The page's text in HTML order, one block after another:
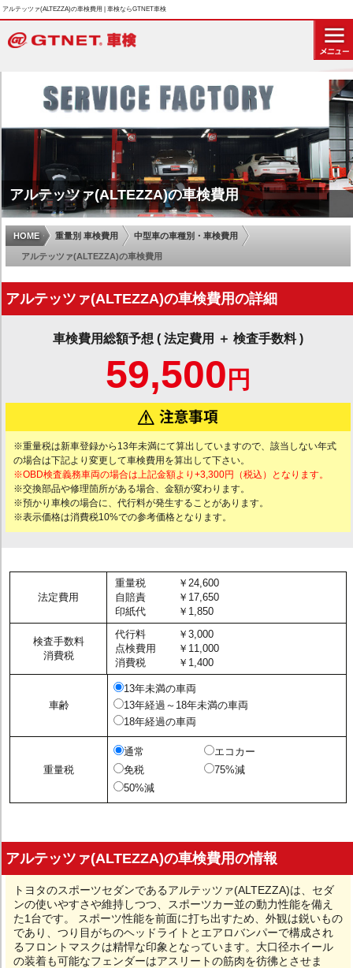
アルテッツァ(ALTEZZA)の車検費用 | 車検ならGTNET車検
アルテッツァ(ALTEZZA)の車検費用
HOME 重量別 車検費用 中型車の車種別・車検費用
アルテッツァ(ALTEZZA)の車検費用
アルテッツァ(ALTEZZA)の車検費用の詳細
車検費用総額予想 ( 法定費用 ＋ 検査手数料 )
59,500 円
※重量税は新車登録から13年未満にて算出していますので、該当しない年式
の場合は下記より変更して車検費用を算出して下さい。
※OBD検査義務車両の場合は上記金額より+3,300円（税込）となります。
※交換部品や修理箇所がある場合、金額が変わります。
※預かり車検の場合に、代行料が発生することがあります。
※表示価格は消費税10%での参考価格となります。
法定費用
重量税
￥24,600
自賠責
￥17,650
印紙代
￥1,850
検査手数料
消費税
代行料
￥3,000
点検費用
￥11,000
消費税
￥1,400
車齢
13年未満の車両
13年経過～18年未満の車両
18年経過の車両
重量税
通常
エコカー
免税
75%減
50%減
アルテッツァ(ALTEZZA)の車検費用の情報
トヨタのスポーツセダンであるアルテッツァ(ALTEZZA)は、セダ
ンの使いやすさや維持しつつ、スポーツカー並の動力性能を備え
た1台です。 スポーツ性能を前面に打ち出すため、外観は鋭いもの
であり、つり目がちのヘッドライトとエアロバンパーで構成され
るフロントマスクは精悍な印象となっています。大口径ホイール
の装着も可能なフェンダーはアスリートの筋肉を彷彿とさせま